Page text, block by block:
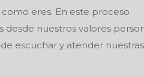
eres. En este proceso
nuestros valores
escuchar y atender nuestras